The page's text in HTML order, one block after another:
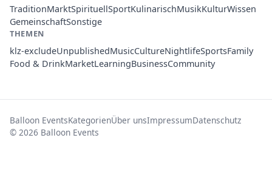
TraditionMarktSpirituellSportKulinarischMusikKulturWissen
GemeinschaftSonstige
THEMEN
klz-excludeUnpublishedMusicCultureNightlifeSportsFamily
Food & DrinkMarketLearningBusinessCommunity
Balloon EventsKategorienÜber unsImpressumDatenschutz
© 2026 Balloon Events